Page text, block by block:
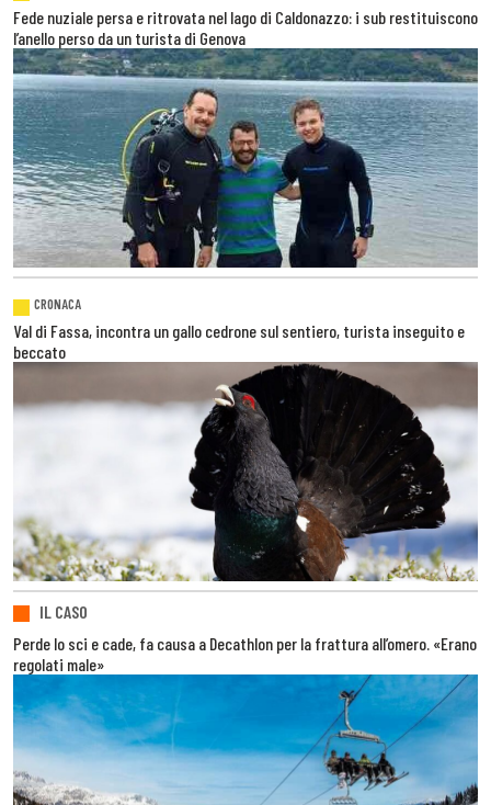
Fede nuziale persa e ritrovata nel lago di Caldonazzo: i sub restituiscono
l’anello perso da un turista di Genova
CRONACA
Val di Fassa, incontra un gallo cedrone sul sentiero, turista inseguito e
beccato
IL CASO
Perde lo sci e cade, fa causa a Decathlon per la frattura all’omero. «Erano
regolati male»